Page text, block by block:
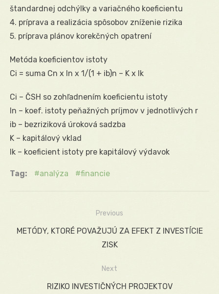
štandardnej odchýlky a variačného koeficientu
4. príprava a realizácia spôsobov zníženie rizika
5. príprava plánov korekčných opatrení
Metóda koeficientov istoty
Ci = suma Cn x In x 1/(1 + ib)n – K x Ik
Ci – ČSH so zohľadnením koeficientu istoty
In – koef. istoty peňažných príjmov v jednotlivých r
ib – bezriziková úroková sadzba
K – kapitálový vklad
Ik – koeficient istoty pre kapitálový výdavok
Tag: analýza financie
Navigácia
Previous
Previous
METÓDY, KTORÉ POVAŽUJÚ ZA EFEKT Z INVESTÍCIE
ZISK
Next
Next
RIZIKO INVESTIČNÝCH PROJEKTOV